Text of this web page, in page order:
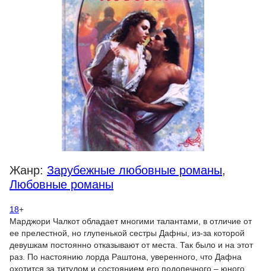
Жанр: Зарубежные любовные романы,
Любовные романы
18+
Марджори Чалкот обладает многими талантами, в отличие от
ее прелестной, но глупенькой сестры Дафны, из-за которой
девушкам постоянно отказывают от места. Так было и на этот
раз. По настоянию лорда Раштона, уверенного, что Дафна
охотится за титулом и состоянием его подопечного – юного